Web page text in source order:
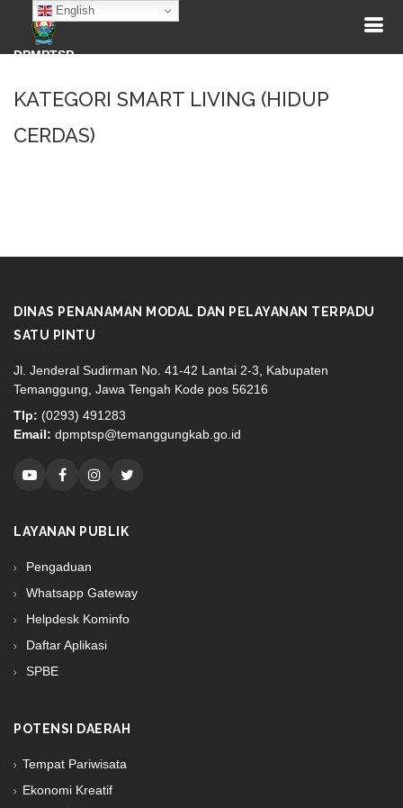
English
DPMPTSP
KATEGORI SMART LIVING (HIDUP
CERDAS)
DINAS PENANAMAN MODAL DAN PELAYANAN TERPADU
SATU PINTU
Jl. Jenderal Sudirman No. 41-42 Lantai 2-3, Kabupaten
Temanggung, Jawa Tengah Kode pos 56216
Tlp: (0293) 491283
Email: dpmptsp@temanggungkab.go.id
LAYANAN PUBLIK
Pengaduan
Whatsapp Gateway
Helpdesk Kominfo
Daftar Aplikasi
SPBE
POTENSI DAERAH
Tempat Pariwisata
Ekonomi Kreatif